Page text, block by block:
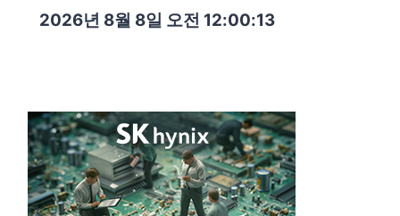
2026년 8월 8일 오전 12:00:14